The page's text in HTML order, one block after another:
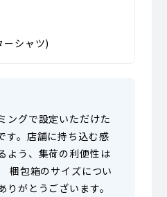
ーシャツ)
ングで設定いただけた
す。店舗に持ち込む感
よう、集荷の利便性は
梱包箱のサイズについ
がとうございます。